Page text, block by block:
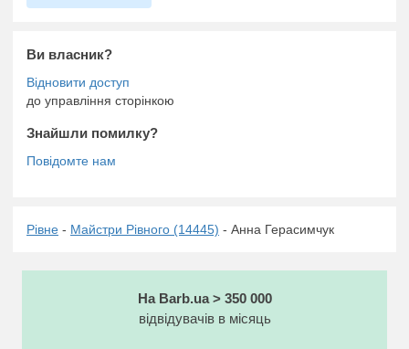
Ви власник?
до управління сторінкою
Знайшли помилку?
Рівне - Майстри Рівного (14445) - Анна Герасимчук
На Barb.ua > 350 000
відвідувачів в місяць